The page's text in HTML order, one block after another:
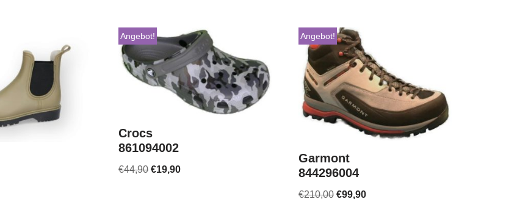
Angebot!
Crocs
861094002
€44,90 €19,90
Angebot!
Garmont
844296004
€210,00 €99,90